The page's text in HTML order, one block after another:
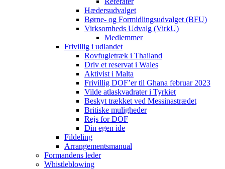
Hædersudvalget
Børne- og Formidlingsudvalget (BFU)
Virksomheds Udvalg (VirkU)
Medlemmer
Frivillig i udlandet
Rovfugletræk i Thailand
Driv et reservat i Wales
Aktivist i Malta
Frivillig DOF’er til Ghana februar 2023
Vilde atlaskvadrater i Tyrkiet
Beskyt trækket ved Messinastrædet
Britiske muligheder
Rejs for DOF
Din egen ide
Fildeling
Arrangementsmanual
Formandens leder
Whistleblowing